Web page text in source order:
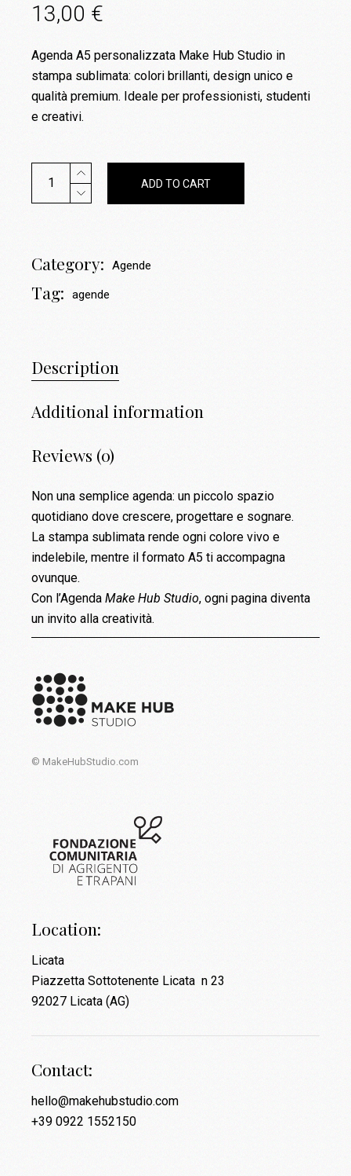
13,00 €
Agenda A5 personalizzata Make Hub Studio in
stampa sublimata: colori brillanti, design unico e
qualità premium. Ideale per professionisti, studenti
e creativi.
Agenda A5 Personalizzata Make Hub Studio in Stampa
ADD TO CART
Category: Agende
Tag: agende
Description
Additional information
Reviews (0)
Non una semplice agenda: un piccolo spazio
quotidiano dove crescere, progettare e sognare.
La stampa sublimata rende ogni colore vivo e
indelebile, mentre il formato A5 ti accompagna
ovunque.
Con l’AgendaMake Hub Studio, ogni pagina diventa
un invito alla creatività.
© MakeHubStudio.com
Location:
Licata
Piazzetta Sottotenente Licata n 23
92027 Licata (AG)
Contact:
hello@makehubstudio.com
+39 0922 1552150